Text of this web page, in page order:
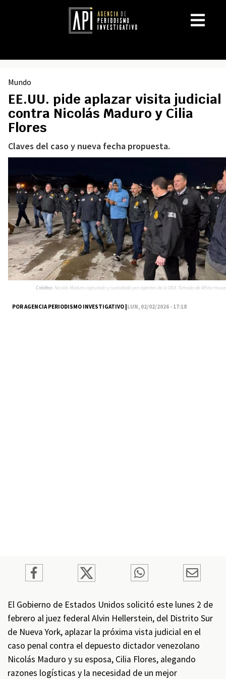
Mundo
EE.UU. pide aplazar visita judicial
contra Nicolás Maduro y Cilia
Flores
Claves del caso y nueva fecha propuesta.
POR AGENCIA PERIODISMO INVESTIGATIVO |LUN, 02/02/2026 - 17:18
Créditos:Nicolás Maduro capturado y custodiado por agentes de la DEA. Tomada de White House
El Gobierno de Estados Unidos solicitó este lunes 2 de
febrero al juez federal Alvin Hellerstein, del Distrito Sur
de Nueva York, aplazar la próxima vista judicial en el
caso penal contra el depuesto dictador venezolano
Nicolás Maduro y su esposa, Cilia Flores, alegando
razones logísticas y la necesidad de un mejor